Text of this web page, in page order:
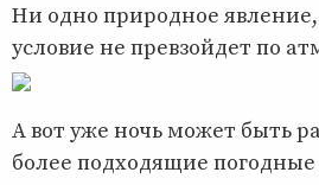
Ни одно природное
условие не превзойдет по
А вот уже ночь может быть
более подходящие погодные